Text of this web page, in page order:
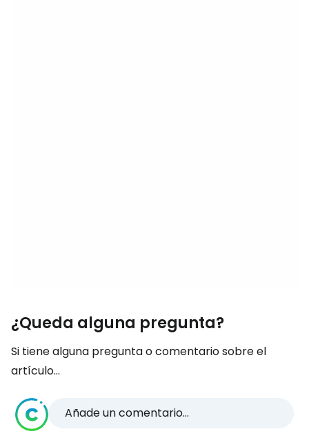
¿Queda alguna pregunta?
Si tiene alguna pregunta o comentario sobre el
artículo...
Añade un comentario...